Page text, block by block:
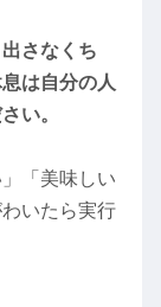
さなくち
は自分の人
い。
「美味しい
いたら実行